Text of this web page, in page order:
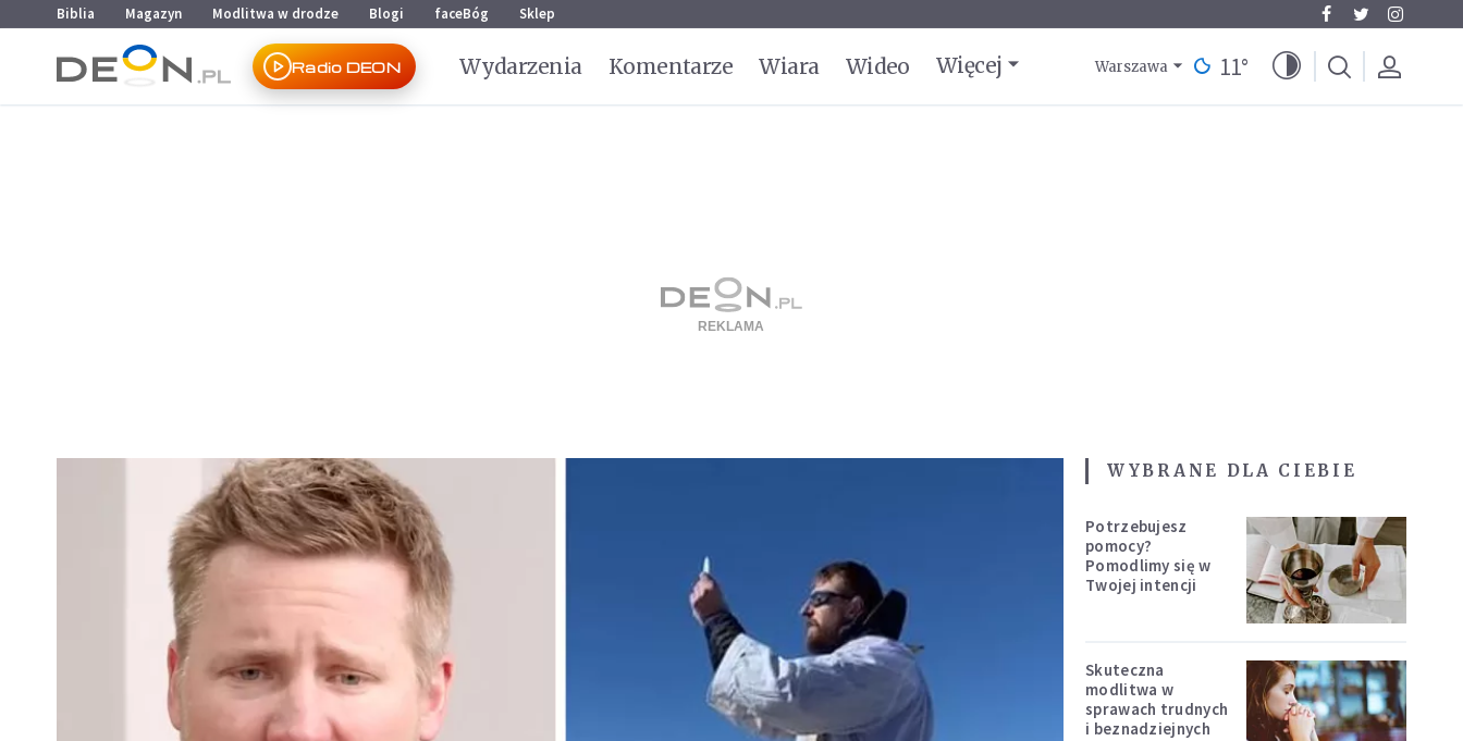
Przejdź do menu głównego
Przejdź do treści
Biblia Magazyn Modlitwa w drodze Blogi faceBóg Sklep
Radio DEON Wydarzenia Komentarze Wiara Wideo Więcej Warszawa 11°
WYBRANE DLA CIEBIE
Potrzebujesz
pomocy?
Pomodlimy się w
Twojej intencji
Skuteczna
modlitwa w
sprawach trudnych
i beznadziejnych